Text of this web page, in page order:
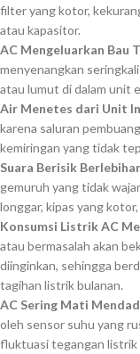
filter yang kotor,
atau kapasitor.
AC Mengeluarkan Bau
menyenangkan
atau lumut di dalam unit
Air Menetes dari Unit
karena saluran
kemiringan yang tidak
Suara Berisik
gemuruh yang tidak
longgar, kipas yang
Konsumsi Listrik AC
atau bermasalah akan
diinginkan, sehingga
tagihan listrik bulanan.
AC Sering Mati
oleh sensor suhu yang
fluktuasi tegangan listrik